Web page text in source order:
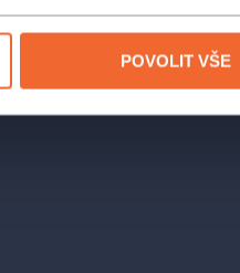
POVOLIT VŠE
Praha
SPOLEK